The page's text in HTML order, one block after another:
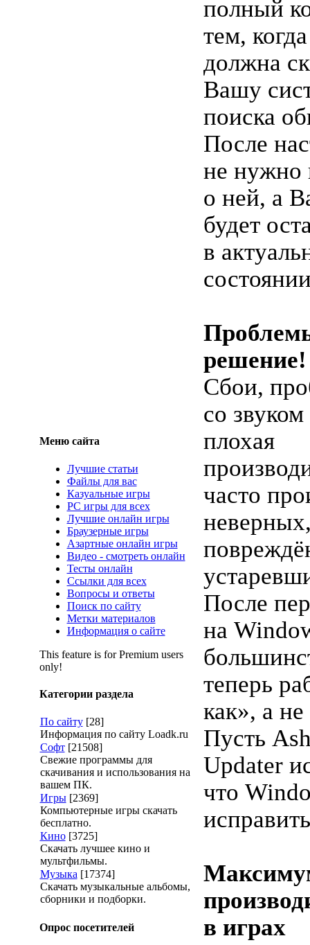
Меню сайта
Лучшие статьи
Файлы для вас
Казуальные игры
PC игры для всех
Лучшие онлайн игры
Браузерные игры
Азартные онлайн игры
Видео - смотреть онлайн
Тесты онлайн
Ссылки для всех
Вопросы и ответы
Поиск по сайту
Метки материалов
Информация о сайте
This feature is for Premium users
only!
Категории раздела
По сайту [28]
Информация по сайту Loadk.ru
Софт [21508]
Свежие программы для
скачивания и использования на
вашем ПК.
Игры [2369]
Компьютерные игры скачать
бесплатно.
Кино [3725]
Скачать лучшее кино и
мультфильмы.
Музыка [17374]
Скачать музыкальные альбомы,
сборники и подборки.
Опрос посетителей
полный
тем,
должна
Вашу
поиска
После
не нужно
о ней, а
будет
в
решение!
Сбои,
со
плохая
часто
После
на
теперь
как», а
Пусть
Updater
что
в играх